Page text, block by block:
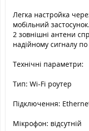
Легка настройка
мобільний застосунок.
2 зовнішні антени
надійному сигналу по
Технічні параметри:
Тип: Wi-Fi роутер
Підключення:
Мікрофон: відсутній